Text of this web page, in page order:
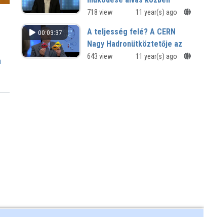
Közönségkérdések
718 view 11 year(s) ago
00:03:37
A teljesség felé? A CERN
Nagy Hadronütköztetője az
emberiség szolgálatában
643 view 11 year(s) ago